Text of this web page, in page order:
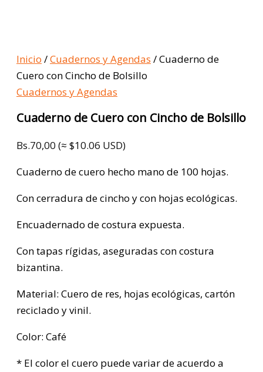
Inicio /Cuadernos y Agendas / Cuaderno de
Cuero con Cincho de Bolsillo
Cuadernos y Agendas
Cuaderno de Cuero con Cincho de Bolsillo
Bs.70,00 (≈ $10.06 USD)
Cuaderno de cuero hecho mano de 100 hojas.
Con cerradura de cincho y con hojas ecológicas.
Encuadernado de costura expuesta.
Con tapas rígidas, aseguradas con costura
bizantina.
Material: Cuero de res, hojas ecológicas, cartón
reciclado y vinil.
Color: Café
* El color el cuero puede variar de acuerdo a